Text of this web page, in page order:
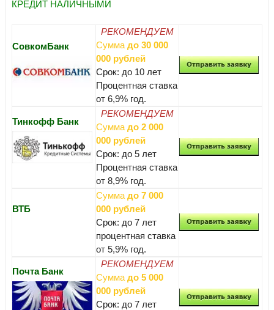
КРЕДИТ НАЛИЧНЫМИ
СовкомБанк
РЕКОМЕНДУЕМ
Сумма до 30 000
000 рублей
Срок: до 10 лет
Процентная ставка
от 6,9% год.
Тинкофф Банк
РЕКОМЕНДУЕМ
Сумма до 2 000
000 рублей
Срок: до 5 лет
Процентная ставка
от 8,9% год.
ВТБ
Сумма до 7 000
000 рублей
Срок: до 7 лет
процентная ставка
от 5,9% год.
Почта Банк
РЕКОМЕНДУЕМ
Сумма до 5 000
000 рублей
Срок: до 7 лет